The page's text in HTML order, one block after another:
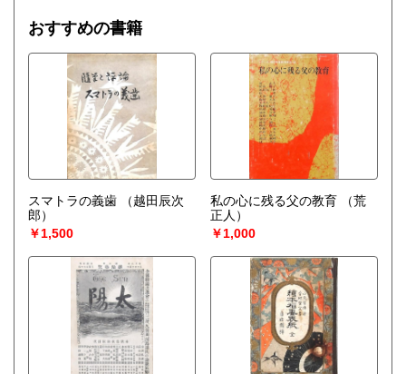
おすすめの書籍
スマトラの義歯
（越田辰次
郎）
￥1,500
私の心に残る父の教育
（荒
正人）
￥1,000